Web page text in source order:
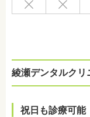
綾瀬デンタルクリ
祝日も診療可能